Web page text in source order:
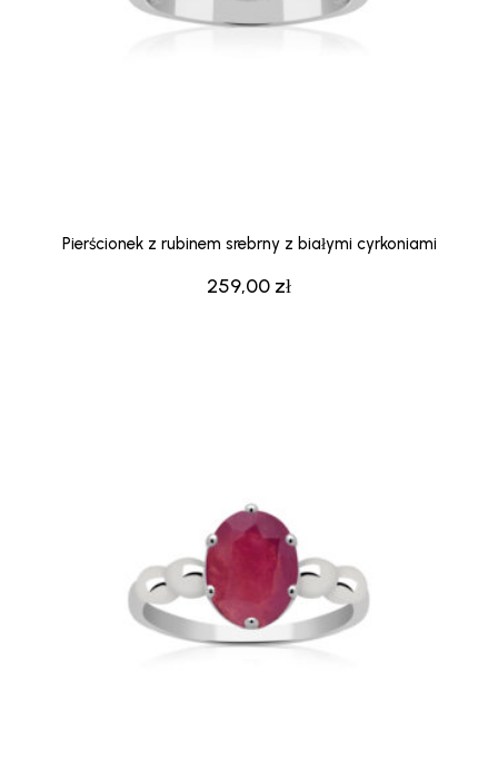
259,00 zł
Pierścionek z rubinem srebrny z białymi cyrkoniami